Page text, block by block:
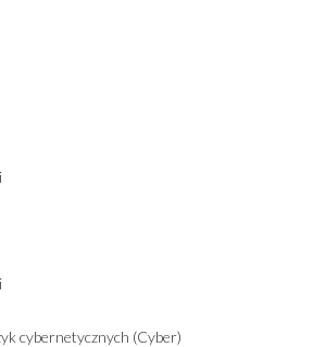
cybernetycznych (Cyber)